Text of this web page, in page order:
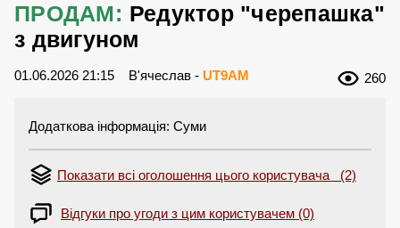
ПРОДАМ: Редуктор "черепашка"
з двигуном
01.06.2026 21:15 В'ячеслав - UT9AM 260
Додаткова інформація: Суми
Показати всі оголошення цього користувача (2)
Відгуки про угоди з цим користувачем (0)